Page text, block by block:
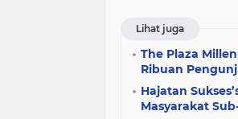
Lihat juga
The Plaza
Ribuan
Hajatan
Masyarakat